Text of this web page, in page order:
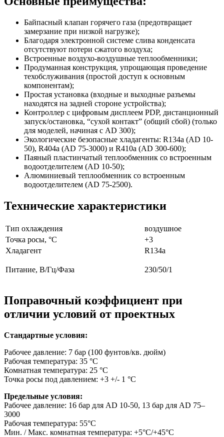
Байпасный клапан горячего газа (предотвращает
замерзание при низкой нагрузке);
Благодаря электронной системе слива конденсата
отсутствуют потери сжатого воздуха;
Встроенные воздухо-воздушные теплообменники;
Продуманная конструкция, упрощающая проведение
техобслуживания (простой доступ к основным
компонентам);
Простая установка (входные и выходные разъемы
находятся на задней стороне устройства);
Контроллер с цифровым дисплеем PDP, дистанционный
запуск/остановка, “сухой контакт” (общий сбой) (только
для моделей, начиная с AD 300);
Экологические безопасные хладагенты: R134a (AD 10-
50), R404a (AD 75-3000) и R410a (AD 300-600);
Паяный пластинчатый теплообменник со встроенным
водоотделителем (AD 10-50);
Алюминиевый теплообменник со встроенным
водоотделителем (AD 75-2500).
Технические характеристики
Тип охлаждения
воздушное
Точка росы, °С
+3
Хладагент
R134a
Питание, В/Гц/Фаза 230/50/1
Поправочный коэффициент при
отличии условий от проектных
Стандартные условия:
Рабочее давление: 7 бар (100 фунтов/кв. дюйм)
Рабочая температура: 35 °C
Комнатная температура: 25 °C
Точка росы под давлением: +3 +/- 1 °C
Предельные условия:
Рабочее давление: 16 бар для AD 10-50, 13 бар для AD 75–
3000
Рабочая температура: 55°C
Мин. / Макс. комнатная температура: +5°C/+45°C